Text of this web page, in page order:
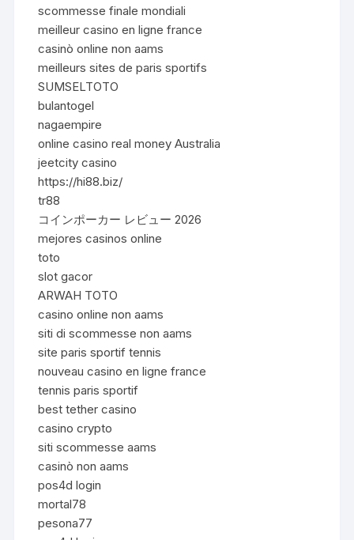
scommesse finale mondiali
meilleur casino en ligne france
casinò online non aams
meilleurs sites de paris sportifs
SUMSELTOTO
bulantogel
nagaempire
online casino real money Australia
jeetcity casino
https://hi88.biz/
tr88
コインポーカー レビュー 2026
mejores casinos online
toto
slot gacor
ARWAH TOTO
casino online non aams
siti di scommesse non aams
site paris sportif tennis
nouveau casino en ligne france
tennis paris sportif
best tether casino
casino crypto
siti scommesse aams
casinò non aams
pos4d login
mortal78
pesona77